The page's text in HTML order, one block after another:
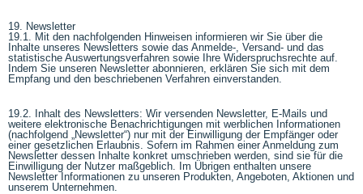
19. Newsletter
19.1. Mit den nachfolgenden Hinweisen informieren wir Sie über die
Inhalte unseres Newsletters sowie das Anmelde-, Versand- und das
statistische Auswertungsverfahren sowie Ihre Widerspruchsrechte auf.
Indem Sie unseren Newsletter abonnieren, erklären Sie sich mit dem
Empfang und den beschriebenen Verfahren einverstanden.
19.2. Inhalt des Newsletters: Wir versenden Newsletter, E-Mails und
weitere elektronische Benachrichtigungen mit werblichen Informationen
(nachfolgend „Newsletter“) nur mit der Einwilligung der Empfänger oder
einer gesetzlichen Erlaubnis. Sofern im Rahmen einer Anmeldung zum
Newsletter dessen Inhalte konkret umschrieben werden, sind sie für die
Einwilligung der Nutzer maßgeblich. Im Übrigen enthalten unsere
Newsletter Informationen zu unseren Produkten, Angeboten, Aktionen und
unserem Unternehmen.